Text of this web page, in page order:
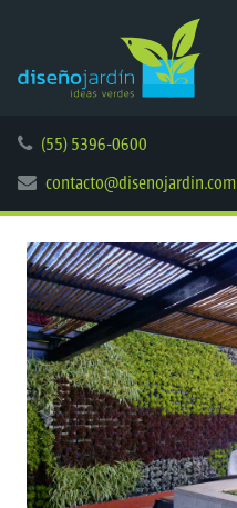
(55) 5396-0600
contacto@disenojardin.com